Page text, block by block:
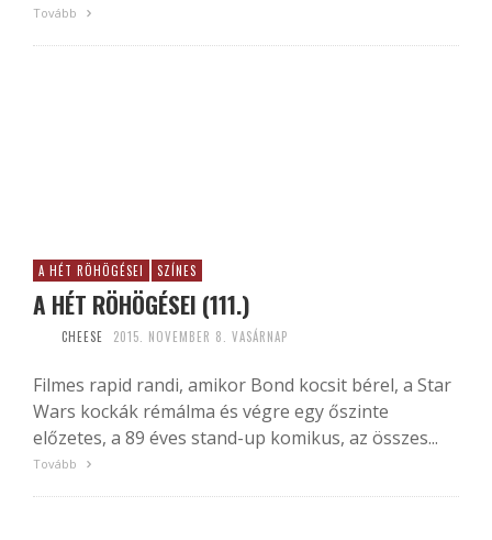
Tovább
A HÉT RÖHÖGÉSEI SZÍNES
A HÉT RÖHÖGÉSEI (111.)
CHEESE 2015. NOVEMBER 8. VASÁRNAP
Filmes rapid randi, amikor Bond kocsit bérel, a Star
Wars kockák rémálma és végre egy őszinte
előzetes, a 89 éves stand-up komikus, az összes...
Tovább